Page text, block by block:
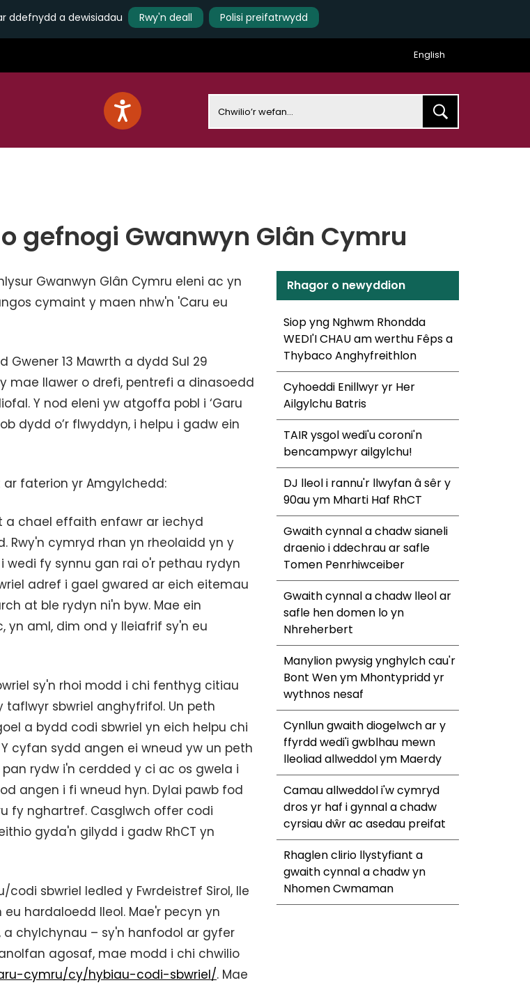
ddefnydd a dewisiadau Rwy'n deall
Polisi preifatrwydd
English
gefnogi Gwanwyn Glân Cymru
Gwanwyn Glân Cymru eleni ac yn
cymaint y maen nhw'n 'Caru eu
13 Mawrth a dydd Sul 29
mae llawer o drefi, pentrefi a dinasoedd
Y nod eleni yw atgoffa pobl i ‘Garu
dydd o’r flwyddyn, i helpu i gadw ein
ar faterion yr Amgylchedd:
a chael effaith enfawr ar iechyd
Rwy'n cymryd rhan yn rheolaidd yn y
wedi fy synnu gan rai o'r pethau rydyn
adref i gael gwared ar eich eitemau
at ble rydyn ni'n byw. Mae ein
aml, dim ond y lleiafrif sy'n eu
sy'n rhoi modd i chi fenthyg citiau
sbwriel anghyfrifol. Un peth
a bydd codi sbwriel yn eich helpu chi
cyfan sydd angen ei wneud yw un peth
rydw i'n cerdded y ci ac os gwela i
angen i fi wneud hyn. Dylai pawb fod
fy nghartref. Casglwch offer codi
gyda'n gilydd i gadw RhCT yn
sbwriel ledled y Fwrdeistref Sirol, lle
hardaloedd lleol. Mae'r pecyn yn
a chylchynau – sy'n hanfodol ar gyfer
agosaf, mae modd i chi chwilio
cymru/cy/hybiau-codi-sbwriel/. Mae
Rhagor o newyddion
Siop yng Nghwm Rhondda
WEDI'I CHAU am werthu Fêps a
Thybaco Anghyfreithlon
Cyhoeddi Enillwyr yr Her
Ailgylchu Batris
TAIR ysgol wedi'u coroni'n
bencampwyr ailgylchu!
DJ lleol i rannu'r llwyfan â sêr y
90au ym Mharti Haf RhCT
Gwaith cynnal a chadw sianeli
draenio i ddechrau ar safle
Tomen Penrhiwceiber
Gwaith cynnal a chadw lleol ar
safle hen domen lo yn
Nhreherbert
Manylion pwysig ynghylch cau'r
Bont Wen ym Mhontypridd yr
wythnos nesaf
Cynllun gwaith diogelwch ar y
ffyrdd wedi'i gwblhau mewn
lleoliad allweddol ym Maerdy
Camau allweddol i'w cymryd
dros yr haf i gynnal a chadw
cyrsiau dŵr ac asedau preifat
Rhaglen clirio llystyfiant a
gwaith cynnal a chadw yn
Nhomen Cwmaman